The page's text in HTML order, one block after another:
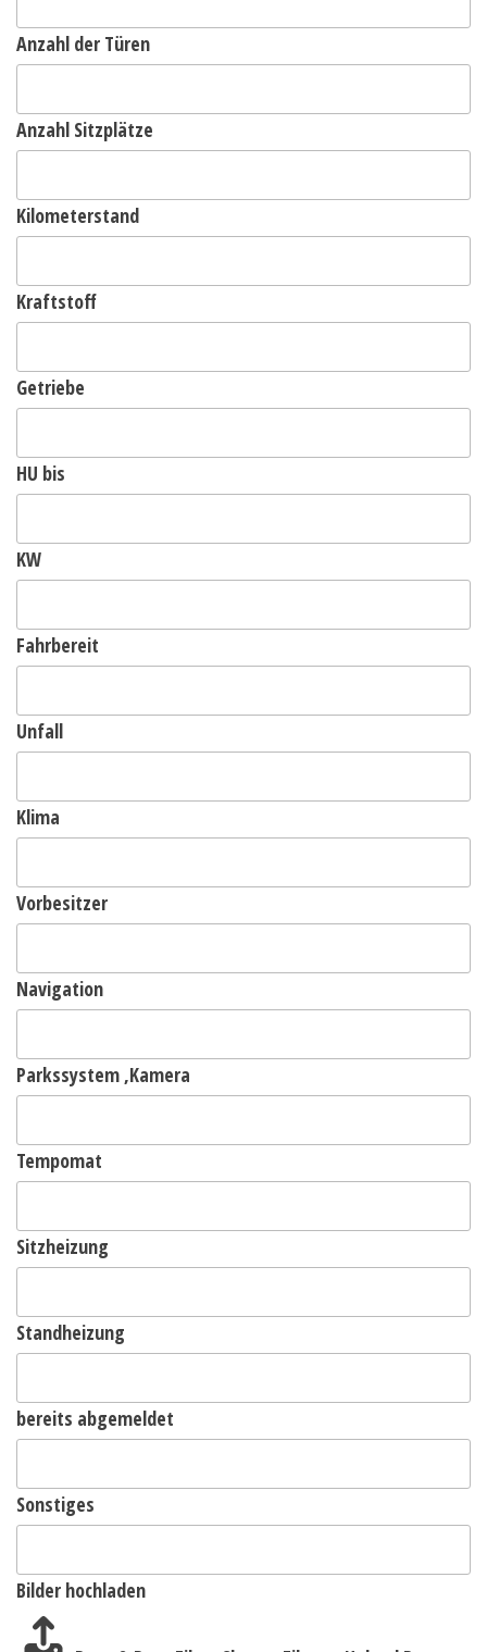
Anzahl der Türen
Anzahl Sitzplätze
Kilometerstand
Kraftstoff
Getriebe
HU bis
KW
Fahrbereit
Unfall
Klima
Vorbesitzer
Navigation
Parkssystem ,Kamera
Tempomat
Sitzheizung
Standheizung
bereits abgemeldet
Sonstiges
Bilder hochladen